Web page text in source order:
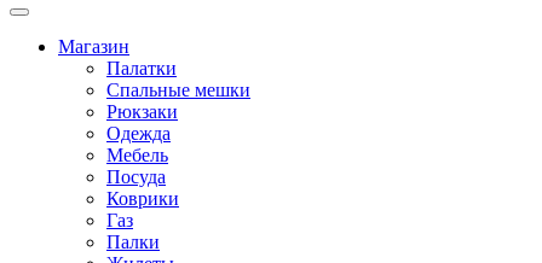
Магазин
Палатки
Спальные мешки
Рюкзаки
Одежда
Мебель
Посуда
Коврики
Газ
Палки